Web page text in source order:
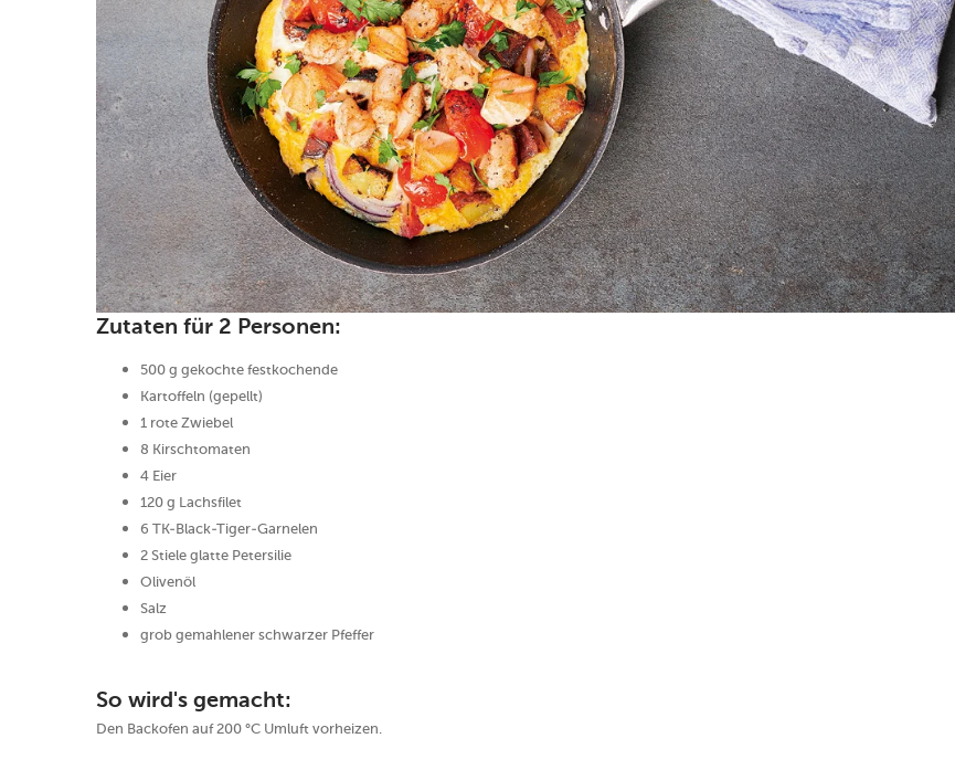
Zutaten für 2 Personen:
500 g gekochte festkochende
Kartoffeln (gepellt)
1 rote Zwiebel
8 Kirschtomaten
4 Eier
120 g Lachsfilet
6 TK-Black-Tiger-Garnelen
2 Stiele glatte Petersilie
Olivenöl
Salz
grob gemahlener schwarzer Pfeffer
So wird's gemacht:
Den Backofen auf 200 °C Umluft vorheizen.